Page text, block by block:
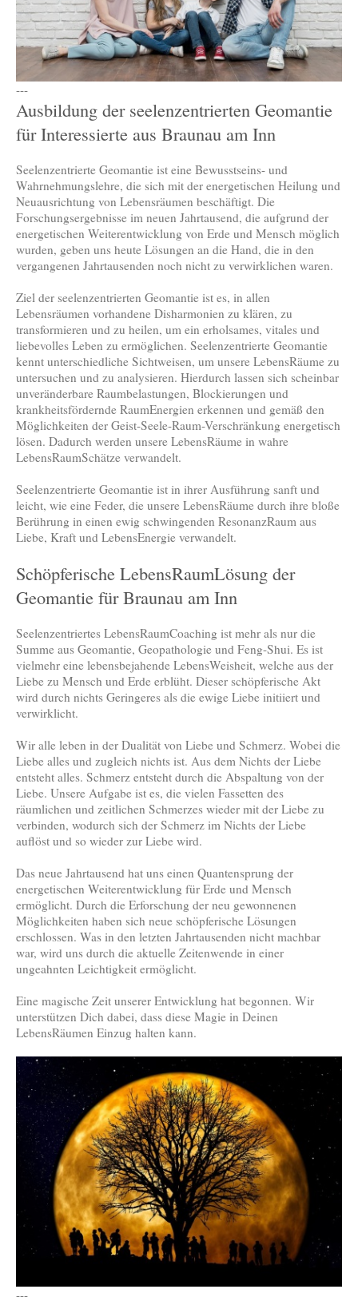
---
Ausbildung der seelenzentrierten Geomantie
für Interessierte aus Braunau am Inn
Seelenzentrierte Geomantie ist eine Bewusstseins- und
Wahrnehmungslehre, die sich mit der energetischen Heilung und
Neuausrichtung von Lebensräumen beschäftigt. Die
Forschungsergebnisse im neuen Jahrtausend, die aufgrund der
energetischen Weiterentwicklung von Erde und Mensch möglich
wurden, geben uns heute Lösungen an die Hand, die in den
vergangenen Jahrtausenden noch nicht zu verwirklichen waren.
Ziel der seelenzentrierten Geomantie ist es, in allen
Lebensräumen vorhandene Disharmonien zu klären, zu
transformieren und zu heilen, um ein erholsames, vitales und
liebevolles Leben zu ermöglichen. Seelenzentrierte Geomantie
kennt unterschiedliche Sichtweisen, um unsere LebensRäume zu
untersuchen und zu analysieren. Hierdurch lassen sich scheinbar
unveränderbare Raumbelastungen, Blockierungen und
krankheitsfördernde RaumEnergien erkennen und gemäß den
Möglichkeiten der Geist-Seele-Raum-Verschränkung energetisch
lösen. Dadurch werden unsere LebensRäume in wahre
LebensRaumSchätze verwandelt.
Seelenzentrierte Geomantie ist in ihrer Ausführung sanft und
leicht, wie eine Feder, die unsere LebensRäume durch ihre bloße
Berührung in einen ewig schwingenden ResonanzRaum aus
Liebe, Kraft und LebensEnergie verwandelt.
Schöpferische LebensRaumLösung der
Geomantie für Braunau am Inn
Seelenzentriertes LebensRaumCoaching ist mehr als nur die
Summe aus Geomantie, Geopathologie und Feng-Shui. Es ist
vielmehr eine lebensbejahende LebensWeisheit, welche aus der
Liebe zu Mensch und Erde erblüht. Dieser schöpferische Akt
wird durch nichts Geringeres als die ewige Liebe initiiert und
verwirklicht.
Wir alle leben in der Dualität von Liebe und Schmerz. Wobei die
Liebe alles und zugleich nichts ist. Aus dem Nichts der Liebe
entsteht alles. Schmerz entsteht durch die Abspaltung von der
Liebe. Unsere Aufgabe ist es, die vielen Fassetten des
räumlichen und zeitlichen Schmerzes wieder mit der Liebe zu
verbinden, wodurch sich der Schmerz im Nichts der Liebe
auflöst und so wieder zur Liebe wird.
Das neue Jahrtausend hat uns einen Quantensprung der
energetischen Weiterentwicklung für Erde und Mensch
ermöglicht. Durch die Erforschung der neu gewonnenen
Möglichkeiten haben sich neue schöpferische Lösungen
erschlossen. Was in den letzten Jahrtausenden nicht machbar
war, wird uns durch die aktuelle Zeitenwende in einer
ungeahnten Leichtigkeit ermöglicht.
Eine magische Zeit unserer Entwicklung hat begonnen. Wir
unterstützen Dich dabei, dass diese Magie in Deinen
LebensRäumen Einzug halten kann.
---